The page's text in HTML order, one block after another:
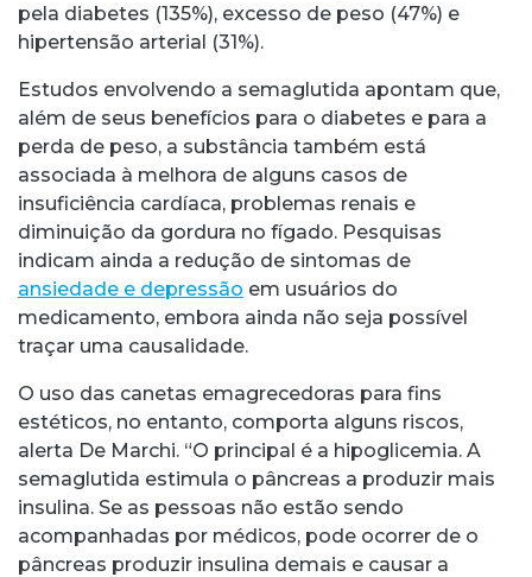
pela diabetes (135%), excesso de peso (47%) e
hipertensão arterial (31%).
Estudos envolvendo a semaglutida apontam que,
além de seus benefícios para o diabetes e para a
perda de peso, a substância também está
associada à melhora de alguns casos de
insuficiência cardíaca, problemas renais e
diminuição da gordura no fígado. Pesquisas
indicam ainda a redução de sintomas de
ansiedade e depressão em usuários do
medicamento, embora ainda não seja possível
traçar uma causalidade.
O uso das canetas emagrecedoras para fins
estéticos, no entanto, comporta alguns riscos,
alerta De Marchi. “O principal é a hipoglicemia. A
semaglutida estimula o pâncreas a produzir mais
insulina. Se as pessoas não estão sendo
acompanhadas por médicos, pode ocorrer de o
pâncreas produzir insulina demais e causar a